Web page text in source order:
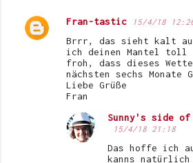
Fran-tastic 15/4/18
Brrr, das sieht kalt
ich deinen Mantel
froh, dass dieses
nächsten sechs
Liebe Grüße
Fran
Sunny's side
15/4/18 21:18
Das hoffe ich
kanns natürlich